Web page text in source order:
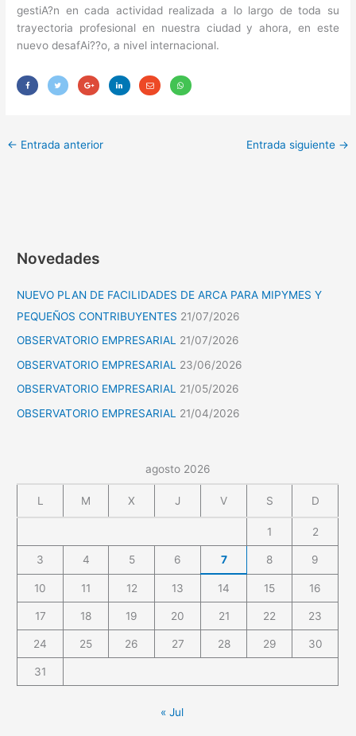
gestiA?n en cada actividad realizada a lo largo de toda su
trayectoria profesional en nuestra ciudad y ahora, en este
nuevo desafAi??o, a nivel internacional.
← Entrada anterior Entrada siguiente →
Novedades
NUEVO PLAN DE FACILIDADES DE ARCA PARA MIPYMES Y
PEQUEÑOS CONTRIBUYENTES 21/07/2026
OBSERVATORIO EMPRESARIAL 21/07/2026
OBSERVATORIO EMPRESARIAL
23/06/2026
OBSERVATORIO EMPRESARIAL 21/05/2026
OBSERVATORIO EMPRESARIAL
21/04/2026
agosto 2026
L M X J V S D
1 2
3 4 5 6 7 8 9
10 11 12 13 14 15 16
17 18 19 20 21 22 23
24 25 26 27 28 29 30
31
« Jul